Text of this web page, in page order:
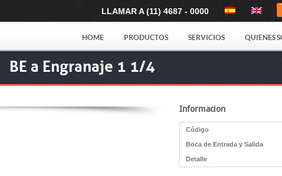
LLAMAR A (11) 4687 - 0000
HOME PRODUCTOS SERVICIOS QUIENES
BE a Engranaje 1 1/4
Informacion
Código
Boca de Entrada y Salida
Detalle